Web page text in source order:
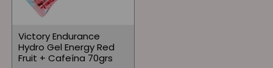
Victory Endurance
Hydro Gel Energy Red
Fruit + Cafeína 70grs